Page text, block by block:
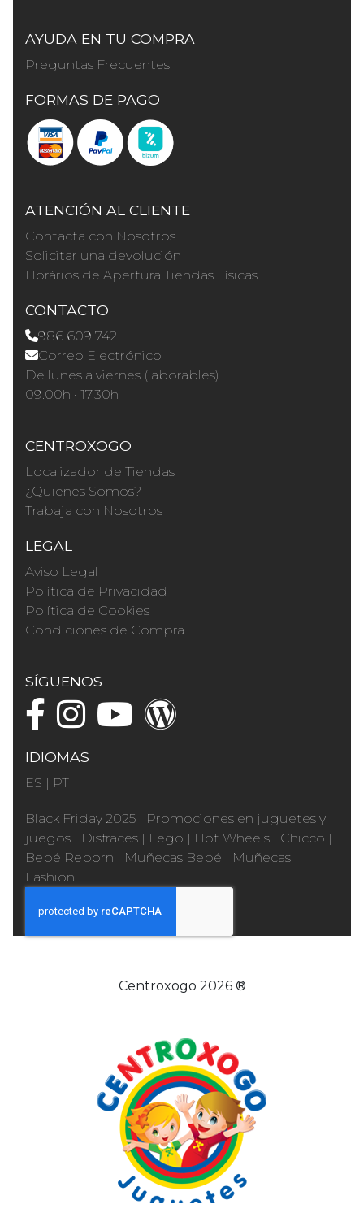
AYUDA EN TU COMPRA
Preguntas Frecuentes
FORMAS DE PAGO
ATENCIÓN AL CLIENTE
Contacta con Nosotros
Solicitar una devolución
Horários de Apertura Tiendas Físicas
CONTACTO
986 609 742
Correo Electrónico
De lunes a viernes (laborables)
09.00h · 17.30h
CENTROXOGO
Localizador de Tiendas
¿Quienes Somos?
Trabaja con Nosotros
LEGAL
Aviso Legal
Política de Privacidad
Política de Cookies
Condiciones de Compra
SÍGUENOS
IDIOMAS
ES | PT
Black Friday 2025 | Promociones en juguetes y
juegos | Disfraces | Lego | Hot Wheels | Chicco |
Bebé Reborn | Muñecas Bebé | Muñecas
Fashion
Centroxogo 2026 ®